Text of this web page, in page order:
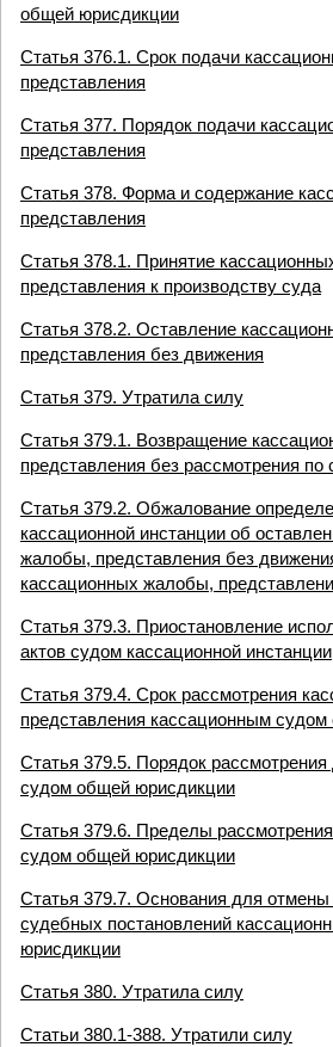
общей юрисдикции
Статья 376.1. Срок подачи
представления
Статья 377. Порядок подачи
представления
Статья 378. Форма и содержание
представления
Статья 378.1. Принятие
представления к производству суда
Статья 378.2. Оставление
представления без движения
Статья 379. Утратила силу
Статья 379.1. Возвращение
представления без рассмотрения по
Статья 379.2. Обжалование
кассационной инстанции об
жалобы, представления без
кассационных жалобы,
Статья 379.3. Приостановление
актов судом кассационной инстанции
Статья 379.4. Срок рассмотрения
представления кассационным
Статья 379.5. Порядок
судом общей юрисдикции
Статья 379.6. Пределы
судом общей юрисдикции
Статья 379.7. Основания для отмены
судебных постановлений
юрисдикции
Статья 380. Утратила силу
Статьи 380.1-388. Утратили силу